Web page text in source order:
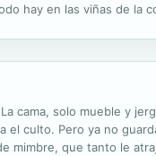
hay en las viñas de la
cama, solo mueble y
culto. Pero ya no
mimbre, que tanto le